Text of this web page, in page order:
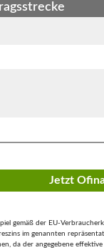
Jetzt
gemäß der EU-
im genannten
da der angegebene